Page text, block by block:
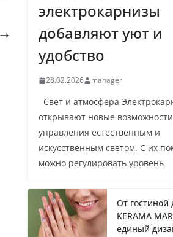
электрокарнизы
добавляют уют и
удобство
28.02.2026 manager
Свет и атмосфера
открывают новые
управления естественным и
искусственным светом. С их
можно регулировать уровень
От гостиной
KERAMA
единый